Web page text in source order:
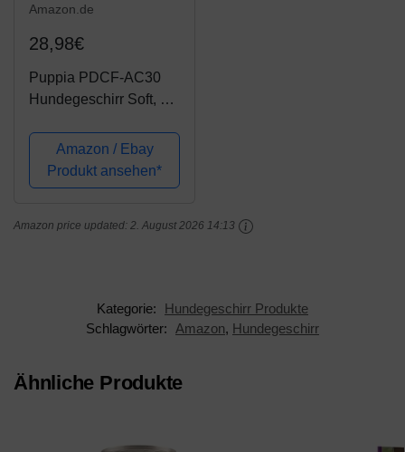
Amazon.de
28,98€
Puppia PDCF-AC30
Hundegeschirr Soft, L,
Amazon / Ebay
Produkt ansehen*
Amazon price updated: 2. August 2026 14:13
Kategorie:
Hundegeschirr Produkte
Schlagwörter:
Amazon, Hundegeschirr
Ähnliche Produkte